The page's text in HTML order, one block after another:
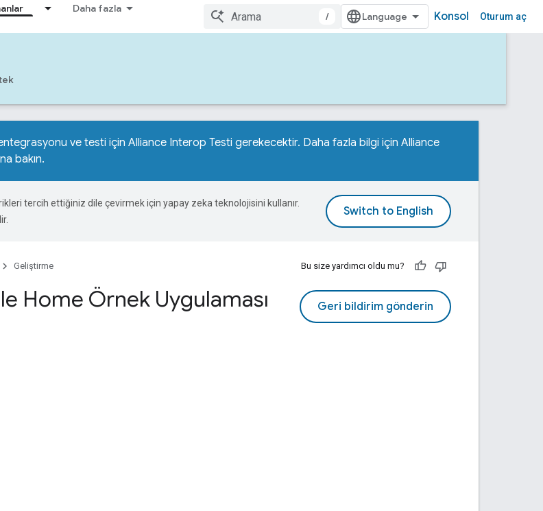
Daha fazla
/ Konsol Oturum aç
ve testi için Alliance Interop Testi gerekecektir. Daha fazla bilgi için Alliance
bakın.
tercih ettiğiniz dile çevirmek için yapay zeka teknolojisini kullanır.
Geliştirme Bu size yardımcı oldu mu?
Geri bildirim gönderin
Home Örnek Uygulaması